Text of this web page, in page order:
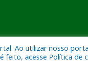
Ao utilizar nosso
acesse Política de